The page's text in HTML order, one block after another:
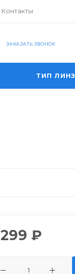
Контакты
ЗАКАЗАТЬ ЗВОНОК
ТИП ЛИНЗ
299 ₽